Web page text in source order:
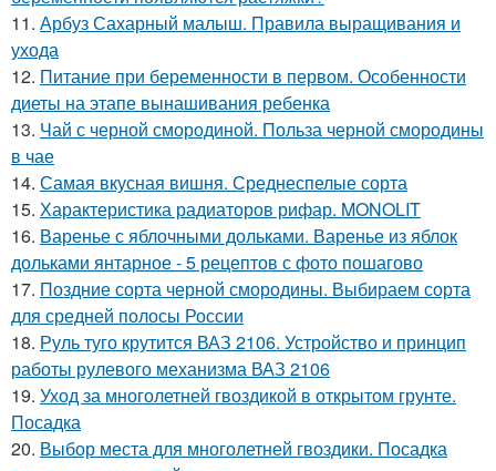
11. Арбуз Сахарный малыш. Правила выращивания и
ухода
12. Питание при беременности в первом. Особенности
диеты на этапе вынашивания ребенка
13. Чай с черной смородиной. Польза черной смородины
в чае
14. Самая вкусная вишня. Среднеспелые сорта
15. Характеристика радиаторов рифар. MONOLIT
16. Варенье с яблочными дольками. Варенье из яблок
дольками янтарное - 5 рецептов с фото пошагово
17. Поздние сорта черной смородины. Выбираем сорта
для средней полосы России
18. Руль туго крутится ВАЗ 2106. Устройство и принцип
работы рулевого механизма ВАЗ 2106
19. Уход за многолетней гвоздикой в открытом грунте.
Посадка
20. Выбор места для многолетней гвоздики. Посадка